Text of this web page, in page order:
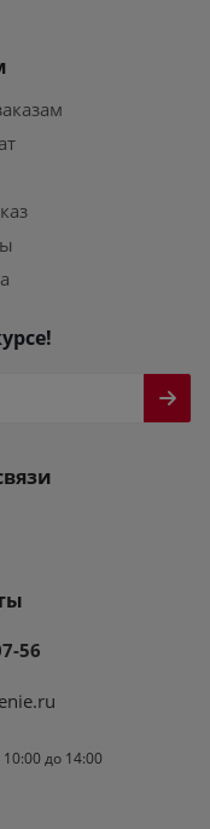
56
10:00 до 14:00